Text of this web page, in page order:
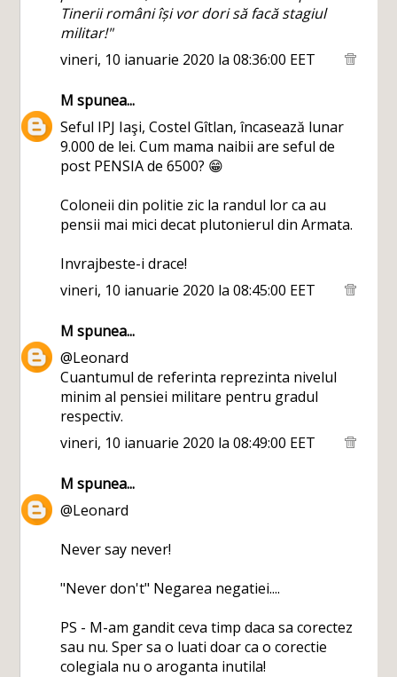
Tinerii români își vor dori să facă stagiul
militar!"
vineri, 10 ianuarie 2020 la 08:36:00 EET
M spunea...
Seful IPJ Iaşi, Costel Gîtlan, încasează lunar
9.000 de lei. Cum mama naibii are seful de
post PENSIA de 6500? 😁
Coloneii din politie zic la randul lor ca au
pensii mai mici decat plutonierul din Armata.
Invrajbeste-i drace!
vineri, 10 ianuarie 2020 la 08:45:00 EET
M spunea...
@Leonard
Cuantumul de referinta reprezinta nivelul
minim al pensiei militare pentru gradul
respectiv.
vineri, 10 ianuarie 2020 la 08:49:00 EET
M spunea...
@Leonard
Never say never!
"Never don't" Negarea negatiei....
PS - M-am gandit ceva timp daca sa corectez
sau nu. Sper sa o luati doar ca o corectie
colegiala nu o aroganta inutila!